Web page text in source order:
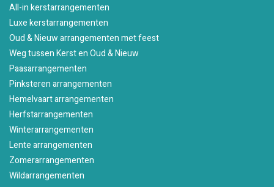
All-in kerstarrangementen
Luxe kerstarrangementen
Oud & Nieuw arrangementen met feest
Weg tussen Kerst en Oud & Nieuw
Paasarrangementen
Pinksteren arrangementen
Hemelvaart arrangementen
Herfstarrangementen
Winterarrangementen
Lente arrangementen
Zomerarrangementen
Wildarrangementen